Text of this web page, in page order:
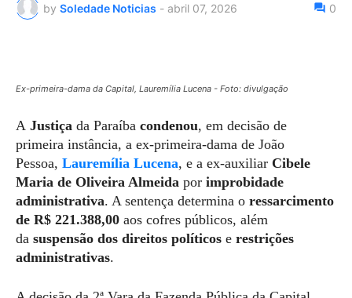
by Soledade Noticias - abril 07, 2026 0
Ex-primeira-dama da Capital, Lauremília Lucena - Foto: divulgação
A Justiça da Paraíba condenou, em decisão de
primeira instância, a ex-primeira-dama de João
Pessoa, Lauremília Lucena, e a ex-auxiliar Cibele
Maria de Oliveira Almeida por improbidade
administrativa. A sentença determina o ressarcimento
de R$ 221.388,00 aos cofres públicos, além
da suspensão dos direitos políticos e restrições
administrativas.